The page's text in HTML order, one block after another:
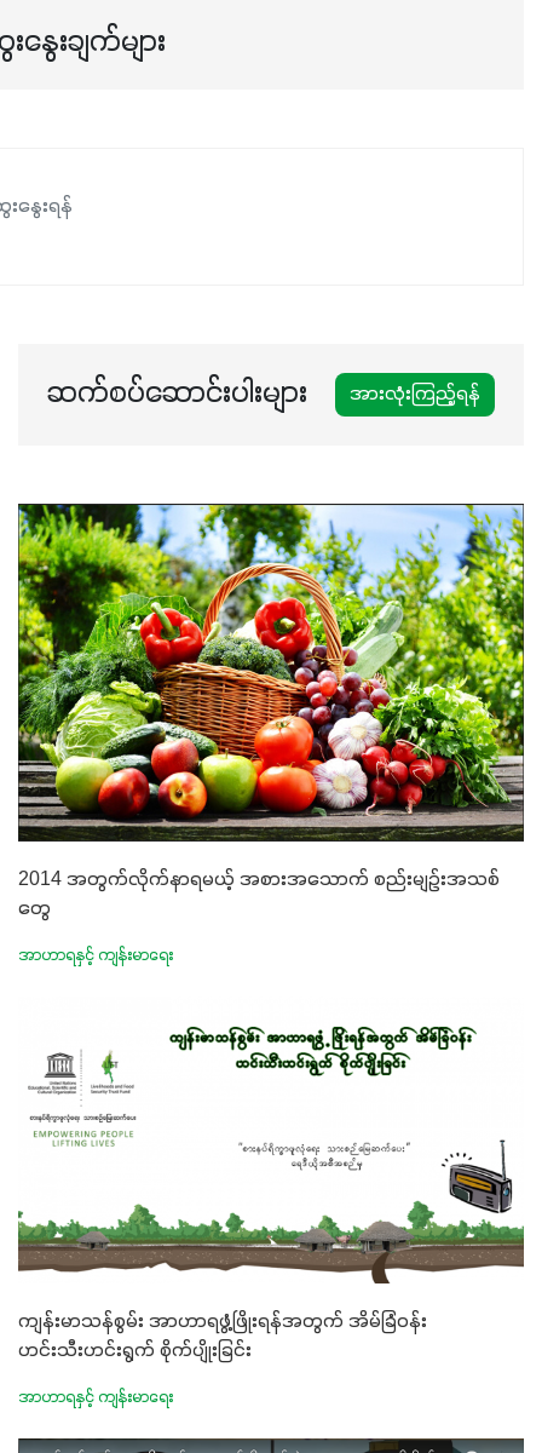
အရသာ ပိုမိုကောင်းမွန်စေဖို့အတွက် လိုအပ်တဲ့အာဟာရဓာတ်
ဖြစ်ပါတယ်။ ဟူးမစ်အက်စစ်ပါဝင်ပေါင်းစပ်ထားတဲ့အတွက်
နှံစားသီးနှံများ၊ပဲအမျိုးမျိုး၊ဟင်းသီးဟင်းရွက်နဲ့ ဥယျာဉ်ခြံသီးနှံ
အားလုံးမှာ အသုံးပြုနိုင်တယ်ဆိုတော့ တစ်မျိုးတည်းနဲ့ အားလုံး
နွေးချက်များ
နွေးရန်
ဆက်စပ်ဆောင်းပါးများ အားလုံးကြည့်ရန်
2014 အတွက်လိုက်နာရမယ့် အစားအသောက် စည်းမျဉ်းအသစ်
တွေ
အာဟာရနှင့် ကျန်းမာရေး
ကျန်းမာသန်စွမ်း အာဟာရဖွံ့ဖြိုးရန်အတွက် အိမ်ခြံဝန်း
ဟင်းသီးဟင်းရွက် စိုက်ပျိုးခြင်း
အာဟာရနှင့် ကျန်းမာရေး